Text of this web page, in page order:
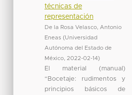
técnicas de
representación
De la Rosa Velasco, Antonio
Eneas (Universidad
Autónoma del Estado de
México, 2022-02-14)
El material (manual)
“Bocetaje: rudimentos y
principios básicos de